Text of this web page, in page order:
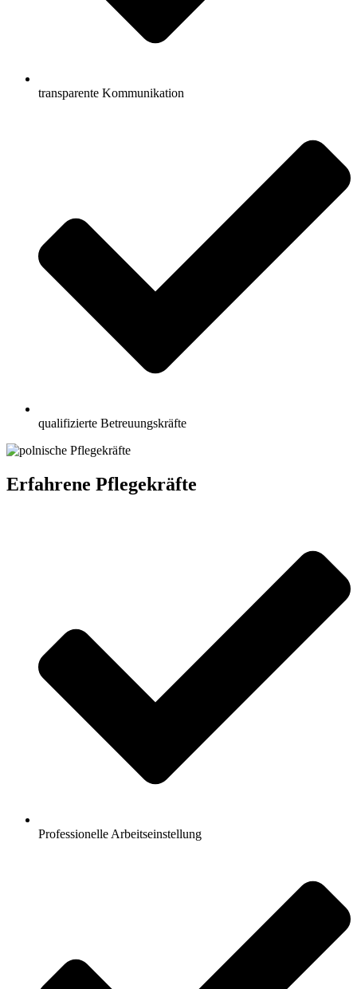
transparente Kommunikation
qualifizierte Betreuungskräfte
Erfahrene Pflegekräfte
Professionelle Arbeitseinstellung